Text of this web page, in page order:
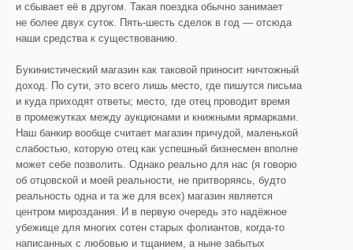
и сбывает её в другом. Такая поездка обычно занимает
не более двух суток. Пять-шесть сделок в год — отсюда
наши средства к существованию.
Букинистический магазин как таковой приносит ничтожный
доход. По сути, это всего лишь место, где пишутся письма
и куда приходят ответы; место, где отец проводит время
в промежутках между аукционами и книжными ярмарками.
Наш банкир вообще считает магазин причудой, маленькой
слабостью, которую отец как успешный бизнесмен вполне
может себе позволить. Однако реально для нас (я говорю
об отцовской и моей реальности, не притворяясь, будто
реальность одна и та же для всех) магазин является
центром мироздания. И в первую очередь это надёжное
убежище для многих сотен старых фолиантов, когда-то
написанных с любовью и тщанием, а ныне забытых